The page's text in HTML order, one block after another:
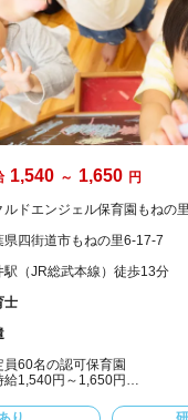
1,540 ～ 1,650 円
ルドエンジェル保育園もねの
県四街道市もねの里6-17-7
駅（JR総武本線）徒歩13分
士
60名の認可保育園
1,540円～1,650円
保険完備！